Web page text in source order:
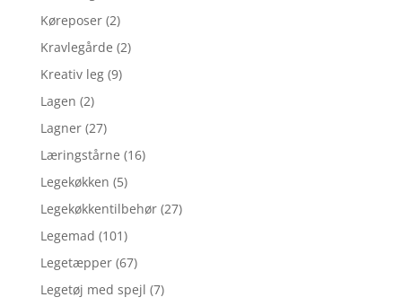
Køreposer (2)
Kravlegårde (2)
Kreativ leg (9)
Lagen (2)
Lagner (27)
Læringstårne (16)
Legekøkken (5)
Legekøkkentilbehør (27)
Legemad (101)
Legetæpper (67)
Legetøj med spejl (7)